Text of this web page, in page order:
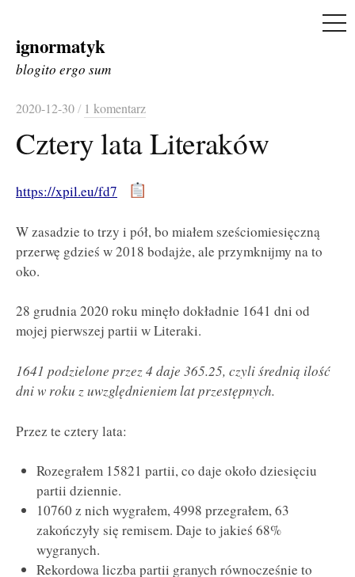
Skip
to
ignormatyk
blogito ergo sum
2020-12-30/ 1 komentarz
Cztery lata Literaków
https://xpil.eu/fd7
W zasadzie to trzy i pół, bo miałem sześciomiesięczną
przerwę gdzieś w 2018 bodajże, ale przymknijmy na to
oko.
28 grudnia 2020 roku minęło dokładnie 1641 dni od
mojej pierwszej partii w Literaki.
1641 podzielone przez 4 daje 365.25, czyli średnią ilość
dni w roku z uwzględnieniem lat przestępnych.
Przez te cztery lata:
Rozegrałem 15821 partii, co daje około dziesięciu
partii dziennie.
10760 z nich wygrałem, 4998 przegrałem, 63
zakończyły się remisem. Daje to jakieś 68%
wygranych.
Rekordowa liczba partii granych równocześnie to